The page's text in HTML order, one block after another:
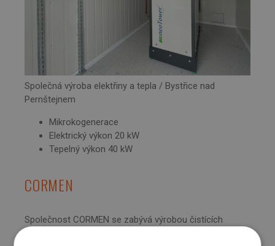
Společná výroba elektřiny a tepla / Bystřice nad
Pernštejnem
Mikrokogenerace
Elektrický výkon 20 kW
Tepelný výkon 40 kW
CORMEN
Společnost CORMEN se zabývá výrobou čistících